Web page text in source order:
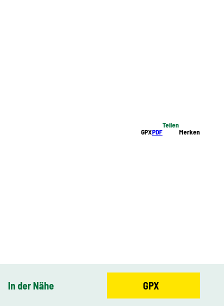
GPXPDF
Teilen
Merken
In der Nähe GPX